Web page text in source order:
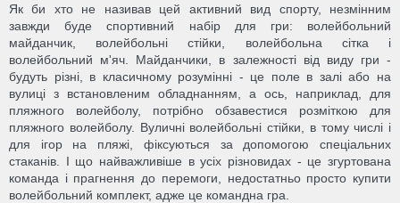
Як би хто не називав цей активний вид спорту, незмінним
завжди буде спортивний набір для гри: волейбольний
майданчик, волейбольні стійки, волейбольна сітка і
волейбольний м'яч. Майданчики, в залежності від виду гри -
будуть різні, в класичному розумінні - це поле в залі або на
вулиці з встановленим обладнанням, а ось, наприклад, для
пляжного волейболу, потрібно обзавестися розміткою для
пляжного волейболу. Вуличні волейбольні стійки, в тому числі і
для ігор на пляжі, фіксуються за допомогою спеціальних
стаканів. І що найважливіше в усіх різновидах - це згуртована
команда і прагнення до перемоги, недостатньо просто купити
волейбольний комплект, адже це командна гра.